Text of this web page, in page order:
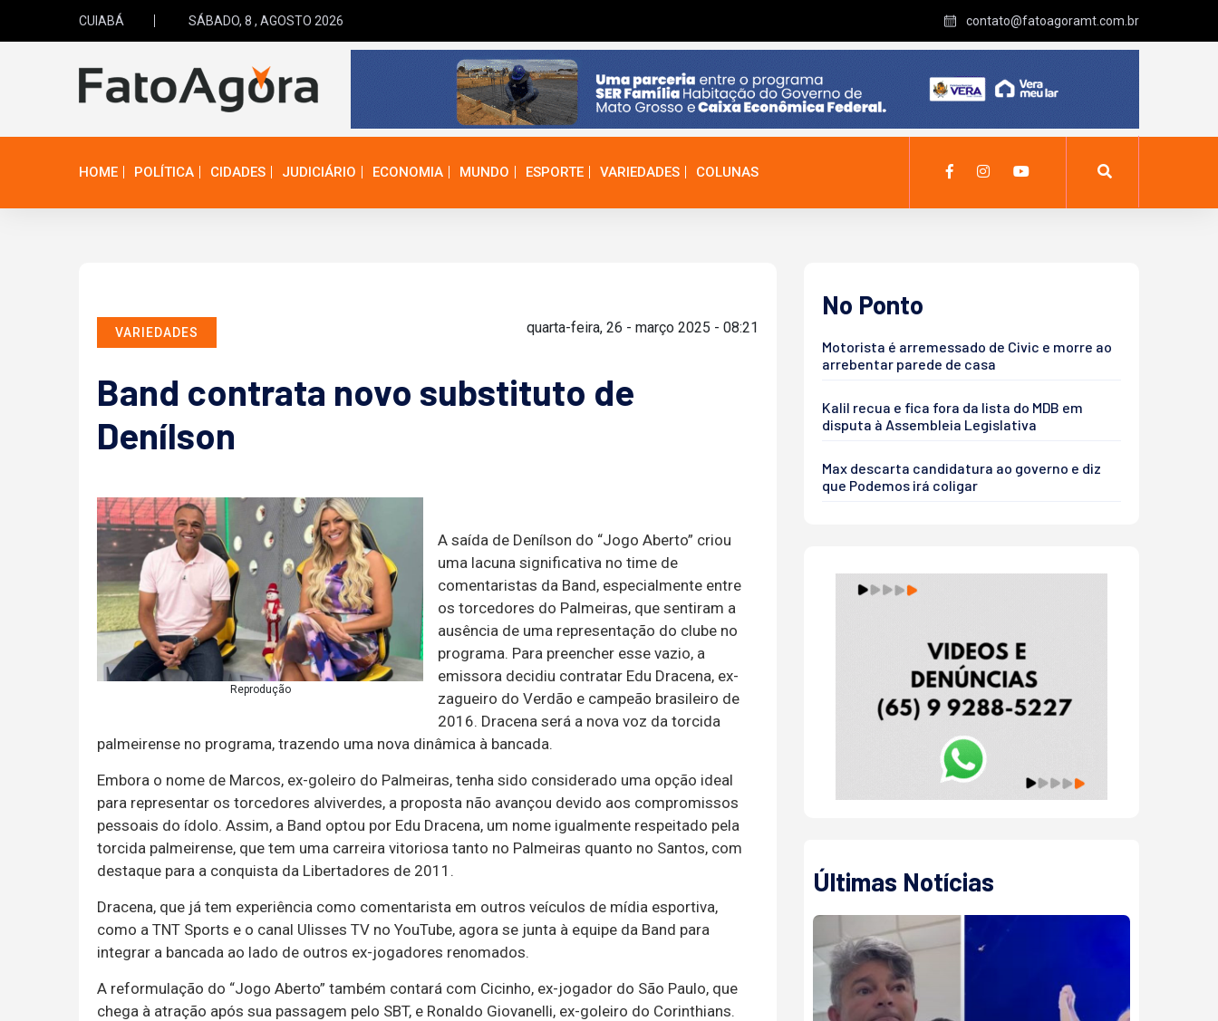
CUIABÁ SÁBADO, 8 , AGOSTO 2026 contato@fatoagoramt.com.br
HOME POLÍTICA CIDADES JUDICIÁRIO ECONOMIA MUNDO ESPORTE VARIEDADES COLUNAS
VARIEDADES quarta-feira, 26 - março 2025 - 08:21
Band contrata novo substituto de
Denílson
Reprodução
A saída de Denílson do “Jogo Aberto” criou
uma lacuna significativa no time de
comentaristas da Band, especialmente entre
os torcedores do Palmeiras, que sentiram a
ausência de uma representação do clube no
programa. Para preencher esse vazio, a
emissora decidiu contratar Edu Dracena, ex-
zagueiro do Verdão e campeão brasileiro de
2016. Dracena será a nova voz da torcida
palmeirense no programa, trazendo uma nova dinâmica à bancada.
Embora o nome de Marcos, ex-goleiro do Palmeiras, tenha sido considerado uma opção ideal
para representar os torcedores alviverdes, a proposta não avançou devido aos compromissos
pessoais do ídolo. Assim, a Band optou por Edu Dracena, um nome igualmente respeitado pela
torcida palmeirense, que tem uma carreira vitoriosa tanto no Palmeiras quanto no Santos, com
destaque para a conquista da Libertadores de 2011.
Dracena, que já tem experiência como comentarista em outros veículos de mídia esportiva,
como a TNT Sports e o canal Ulisses TV no YouTube, agora se junta à equipe da Band para
integrar a bancada ao lado de outros ex-jogadores renomados.
A reformulação do “Jogo Aberto” também contará com Cicinho, ex-jogador do São Paulo, que
chega à atração após sua passagem pelo SBT, e Ronaldo Giovanelli, ex-goleiro do Corinthians.
No Ponto
Motorista é arremessado de Civic e morre ao
arrebentar parede de casa
Kalil recua e fica fora da lista do MDB em
disputa à Assembleia Legislativa
Max descarta candidatura ao governo e diz
que Podemos irá coligar
Últimas Notícias